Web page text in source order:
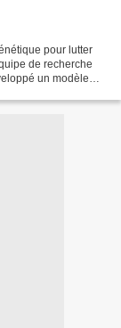
pour lutter
de recherche
un modèle